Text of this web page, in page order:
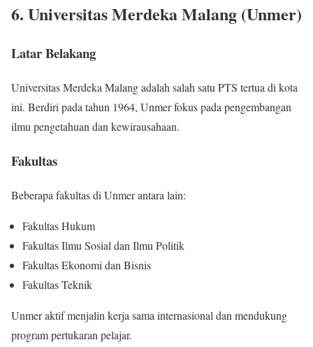
6. Universitas Merdeka Malang (Unmer)
Latar Belakang
Universitas Merdeka Malang adalah salah satu PTS tertua di kota
ini. Berdiri pada tahun 1964, Unmer fokus pada pengembangan
ilmu pengetahuan dan kewirausahaan.
Fakultas
Beberapa fakultas di Unmer antara lain:
Fakultas Hukum
Fakultas Ilmu Sosial dan Ilmu Politik
Fakultas Ekonomi dan Bisnis
Fakultas Teknik
Unmer aktif menjalin kerja sama internasional dan mendukung
program pertukaran pelajar.